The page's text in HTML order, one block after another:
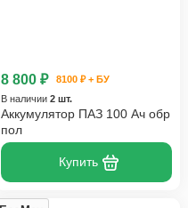
8 800 ₽
8100 ₽ + БУ
В наличии 2 шт.
Аккумулятор ПАЗ 100 Ач обр
пол
Купить